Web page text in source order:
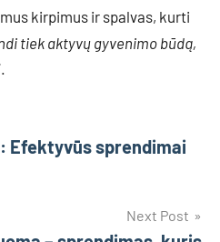
kirpimus ir spalvas, kurti
tiek aktyvų gyvenimo būdą,
.
Efektyvūs sprendimai
Next Post